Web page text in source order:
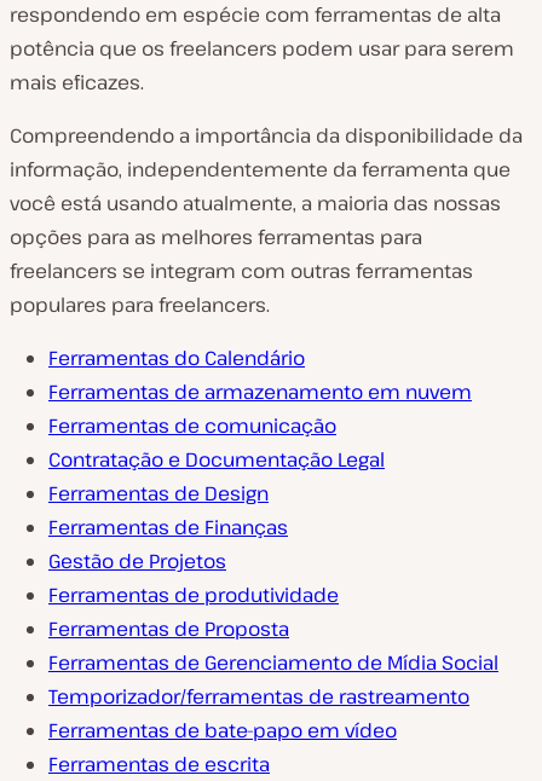
respondendo em espécie com ferramentas de alta
potência que os freelancers podem usar para serem
mais eficazes.
Compreendendo a importância da disponibilidade da
informação, independentemente da ferramenta que
você está usando atualmente, a maioria das nossas
opções para as melhores ferramentas para
freelancers se integram com outras ferramentas
populares para freelancers.
Ferramentas do Calendário
Ferramentas de armazenamento em nuvem
Ferramentas de comunicação
Contratação e Documentação Legal
Ferramentas de Design
Ferramentas de Finanças
Gestão de Projetos
Ferramentas de produtividade
Ferramentas de Proposta
Ferramentas de Gerenciamento de Mídia Social
Temporizador/ferramentas de rastreamento
Ferramentas de bate-papo em vídeo
Ferramentas de escrita